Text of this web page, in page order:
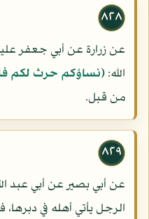
٨٢٨
عن زرارة عن أبي جعفر
الله:(نساؤكم حرث لكم
من قبل.
٨٢٩
عن أبي بصير عن أبي عبد
الرجل يأتي أهله في